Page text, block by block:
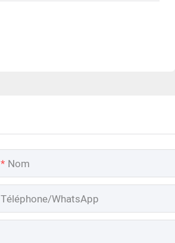
Nom
Téléphone/WhatsApp